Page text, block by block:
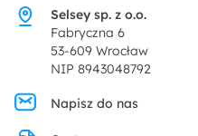
Promocje
Regulamin
Polityka prywatności
Selsey sp. z o.o.
Fabryczna 6
53-609 Wrocław
NIP 8943048792
Napisz do nas